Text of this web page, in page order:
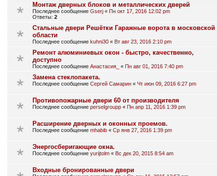
Монтаж дверных блоков и металлических дверей
Последнее сообщение Gserj « Пн окт 17, 2016 12:02 pm
Ответы: 2
Стальные двери Решётки Гаражные ворота в московской
области
Последнее сообщение kuhni30 « Вт авг 23, 2016 2:10 pm
Ремонт алюминиевых окон - быстро, качественно,
доступно
Последнее сообщение Анастасия_ « Пн авг 01, 2016 7:40 pm
Замена стеклопакета.
Последнее сообщение Сергей Самарин « Чт июн 09, 2016 6:27 pm
Противопожарные двери 60 от производителя
Последнее сообщение perselgroupp « Пн апр 11, 2016 1:39 pm
Расширение дверных и оконных проемов.
Последнее сообщение mhabib « Ср янв 27, 2016 1:39 pm
Энергосберигающие окна.
Последнее сообщение yurijtolm « Вс дек 20, 2015 8:54 am
Входные бронированные двери